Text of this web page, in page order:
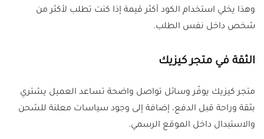
وهذا يخلي استخدام الكود أكثر قيمة إذا كنت تطلب لأكثر من
شخص داخل نفس الطلب.
الثقة في متجر كيزيك
متجر كيزيك يوفّر وسائل تواصل واضحة تساعد العميل يشتري
بثقة وراحة قبل الدفع، إضافة إلى وجود سياسات معلنة للشحن
والاستبدال داخل الموقع الرسمي.